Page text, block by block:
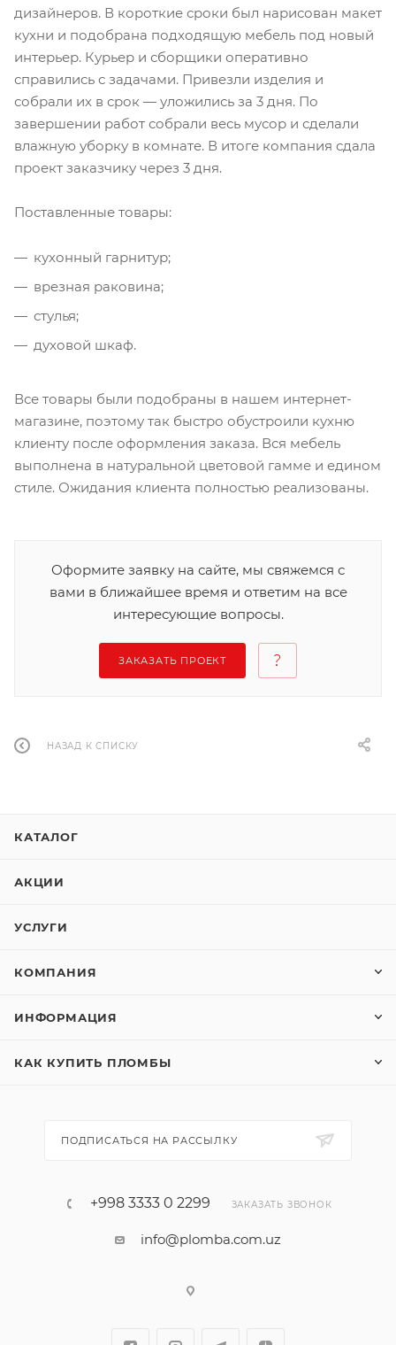
дизайнеров. В короткие сроки был нарисован макет
кухни и подобрана подходящую мебель под новый
интерьер. Курьер и сборщики оперативно
справились с задачами. Привезли изделия и
собрали их в срок — уложились за 3 дня. По
завершении работ собрали весь мусор и сделали
влажную уборку в комнате. В итоге компания сдала
проект заказчику через 3 дня.
Поставленные товары:
кухонный гарнитур;
врезная раковина;
стулья;
духовой шкаф.
Все товары были подобраны в нашем интернет-
магазине, поэтому так быстро обустроили кухню
клиенту после оформления заказа. Вся мебель
выполнена в натуральной цветовой гамме и едином
стиле. Ожидания клиента полностью реализованы.
Оформите заявку на сайте, мы свяжемся с
вами в ближайшее время и ответим на все
интересующие вопросы.
ЗАКАЗАТЬ ПРОЕКТ
НАЗАД К СПИСКУ
КАТАЛОГ
АКЦИИ
УСЛУГИ
КОМПАНИЯ
ИНФОРМАЦИЯ
КАК КУПИТЬ ПЛОМБЫ
ПОДПИСАТЬСЯ НА РАССЫЛКУ
+998 3333 0 2299 ЗАКАЗАТЬ ЗВОНОК
info@plomba.com.uz